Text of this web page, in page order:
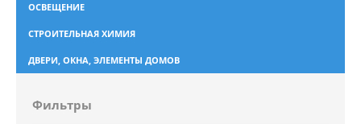
ОСВЕЩЕНИЕ
СТРОИТЕЛЬНАЯ ХИМИЯ
ДВЕРИ, ОКНА, ЭЛЕМЕНТЫ ДОМОВ
Фильтры